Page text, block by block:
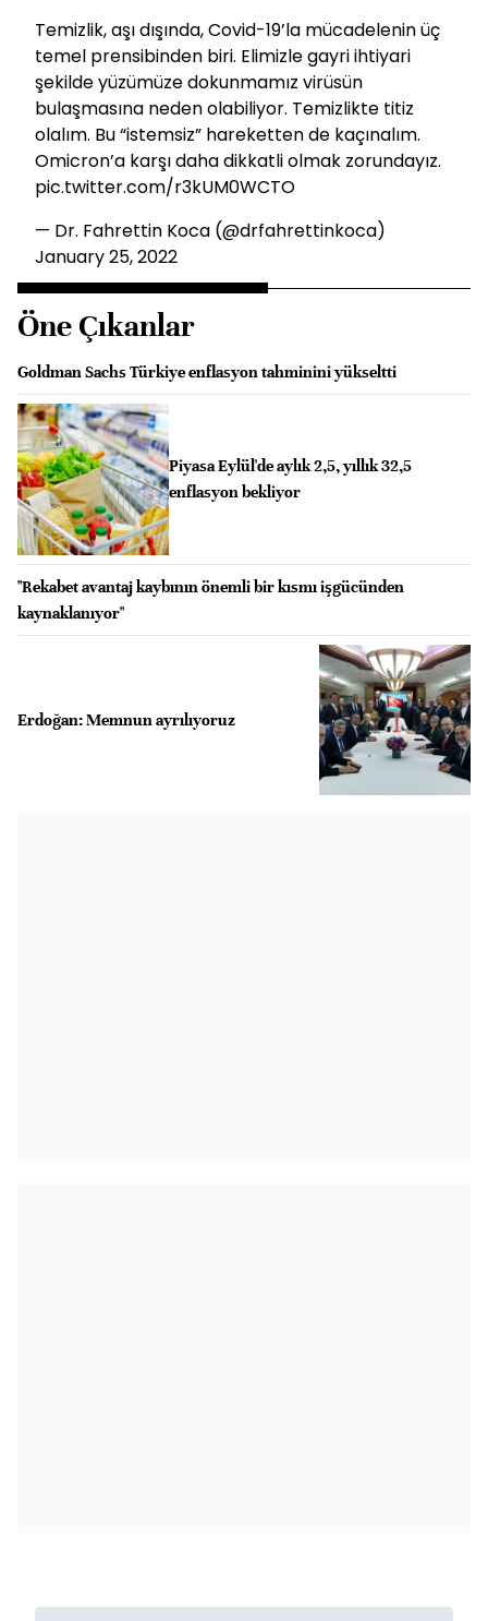
Temizlik, aşı dışında, Covid-19’la mücadelenin üç
temel prensibinden biri. Elimizle gayri ihtiyari
şekilde yüzümüze dokunmamız virüsün
bulaşmasına neden olabiliyor. Temizlikte titiz
olalım. Bu “istemsiz” hareketten de kaçınalım.
Omicron’a karşı daha dikkatli olmak zorundayız.
pic.twitter.com/r3kUM0WCTO
— Dr. Fahrettin Koca (@drfahrettinkoca)
January 25, 2022
Öne Çıkanlar
Goldman Sachs Türkiye enflasyon tahminini yükseltti
Piyasa Eylül'de aylık 2,5, yıllık 32,5
enflasyon bekliyor
"Rekabet avantaj kaybının önemli bir kısmı işgücünden
kaynaklanıyor"
Erdoğan: Memnun ayrılıyoruz